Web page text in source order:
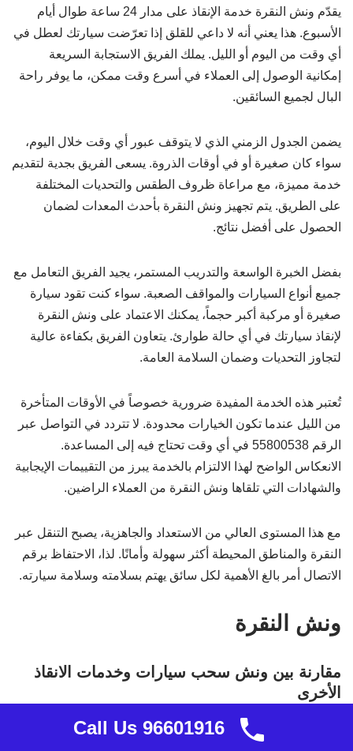
يقدّم ونش النقرة خدمة الإنقاذ على مدار 24 ساعة طوال أيام
الأسبوع. هذا يعني أنه لا داعي للقلق إذا تعرّضت سيارتك لعطل في
أي وقت من اليوم أو الليل. يملك الفريق الاستجابة السريعة
إمكانية الوصول إلى العملاء في أسرع وقت ممكن، ما يوفر راحة
البال لجميع السائقين.
يضمن الجدول الزمني الذي لا يتوقف عبور أي وقت خلال اليوم،
سواء كان صغيرة أو في أوقات الذروة. يسعى الفريق بجدية لتقديم
خدمة مميزة، مع مراعاة ظروف الطقس والتحديات المختلفة
على الطريق. يتم تجهيز ونش النقرة بأحدث المعدات لضمان
الحصول على أفضل نتائج.
بفضل الخبرة الواسعة والتدريب المستمر، يجيد الفريق التعامل مع
جميع أنواع السيارات والمواقف الصعبة. سواء كنت تقود سيارة
صغيرة أو مركبة أكبر حجماً، يمكنك الاعتماد على ونش النقرة
لإنقاذ سيارتك في أي حالة طوارئ. يتعاون الفريق بكفاءة عالية
لتجاوز التحديات وضمان السلامة العامة.
تُعتبر هذه الخدمة المفيدة ضرورية خصوصاً في الأوقات المتأخرة
من الليل عندما تكون الخيارات محدودة. لا تتردد في التواصل عبر
الرقم 55800538 في أي وقت تحتاج فيه إلى المساعدة.
الانعكاس الواضح لهذا الالتزام بالخدمة يبرز من التقييمات الإيجابية
والشهادات التي تلقاها ونش النقرة من العملاء الراضين.
مع هذا المستوى العالي من الاستعداد والجاهزية، يصبح التنقل عبر
النقرة والمناطق المحيطة أكثر سهولة وأمانًا. لذا، الاحتفاظ برقم
الاتصال أمر بالغ الأهمية لكل سائق يهتم بسلامته وسلامة سيارته.
ونش النقرة
مقارنة بين ونش سحب سيارات وخدمات الانقاذ
الأخرى
يتميز ونش النقرة بتقديم خدمات إنقاذ السيارات طوال اليوم، مما
Call Us 96601916